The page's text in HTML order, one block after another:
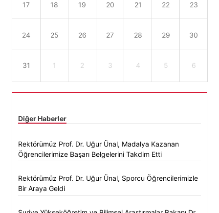
17 18 19 20 21 22 23
24 25 26 27 28 29 30
31 1 2 3 4 5 6
Diğer Haberler
Rektörümüz Prof. Dr. Uğur Ünal, Madalya Kazanan
Öğrencilerimize Başarı Belgelerini Takdim Etti
Rektörümüz Prof. Dr. Uğur Ünal, Sporcu Öğrencilerimizle
Bir Araya Geldi